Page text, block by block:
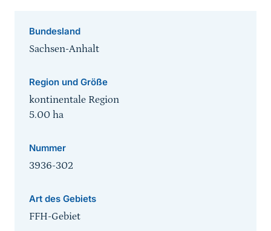
Bundesland
Sachsen-Anhalt
Region und Größe
kontinentale Region
5.00 ha
Nummer
3936-302
Art des Gebiets
FFH-Gebiet